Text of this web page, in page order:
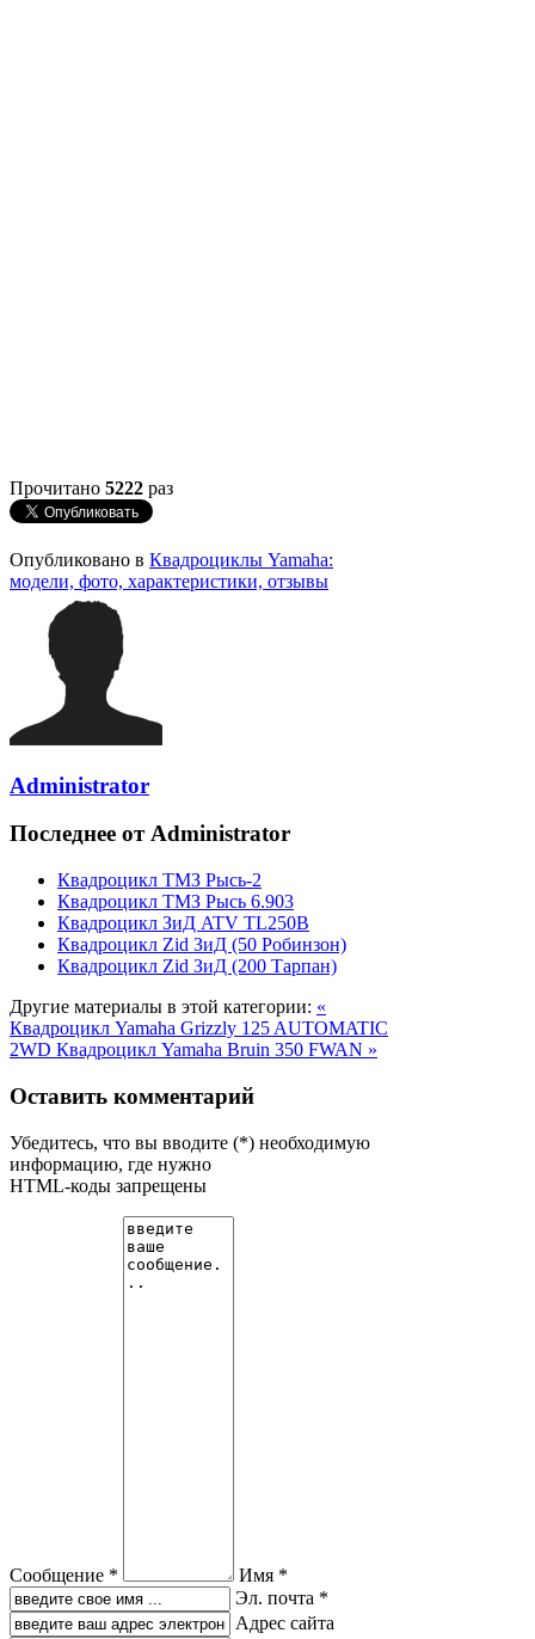
Прочитано 5222 раз
Опубликовано в Квадроциклы Yamaha:
модели, фото, характеристики, отзывы
Administrator
Последнее от Administrator
Квадроцикл ТМЗ Рысь-2
Квадроцикл ТМЗ Рысь 6.903
Квадроцикл ЗиД ATV TL250B
Квадроцикл Zid ЗиД (50 Робинзон)
Квадроцикл Zid ЗиД (200 Тарпан)
Другие материалы в этой категории: «
Квадроцикл Yamaha Grizzly 125 AUTOMATIC
2WD Квадроцикл Yamaha Bruin 350 FWAN »
Оставить комментарий
Убедитесь, что вы вводите (*) необходимую
информацию, где нужно
HTML-коды запрещены
Сообщение *
Имя *
Эл. почта *
Адрес сайта